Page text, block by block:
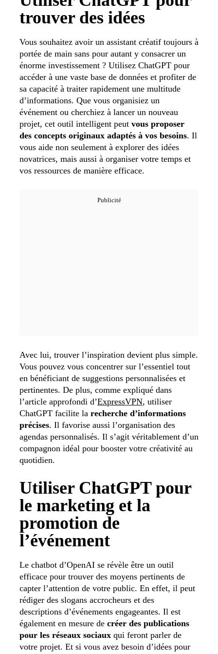
trouver des idées
Vous souhaitez avoir un assistant créatif toujours à
portée de main sans pour autant y consacrer un
énorme investissement ? Utilisez ChatGPT pour
accéder à une vaste base de données et profiter de
sa capacité à traiter rapidement une multitude
d’informations. Que vous organisiez un
événement ou cherchiez à lancer un nouveau
projet, cet outil intelligent peut vous proposer
des concepts originaux adaptés à vos besoins. Il
vous aide non seulement à explorer des idées
novatrices, mais aussi à organiser votre temps et
vos ressources de manière efficace.
Avec lui, trouver l’inspiration devient plus simple.
Vous pouvez vous concentrer sur l’essentiel tout
en bénéficiant de suggestions personnalisées et
pertinentes. De plus, comme expliqué dans
l’article approfondi d’ExpressVPN, utiliser
ChatGPT facilite la recherche d’informations
précises. Il favorise aussi l’organisation des
agendas personnalisés. Il s’agit véritablement d’un
compagnon idéal pour booster votre créativité au
quotidien.
Utiliser ChatGPT pour
le marketing et la
promotion de
l’événement
Le chatbot d’OpenAI se révèle être un outil
efficace pour trouver des moyens pertinents de
capter l’attention de votre public. En effet, il peut
rédiger des slogans accrocheurs et des
descriptions d’événements engageantes. Il est
également en mesure de créer des publications
pour les réseaux sociaux qui feront parler de
votre projet. Et si vous avez besoin d’idées pour